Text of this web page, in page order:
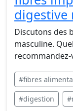
digestive
Discutons des
masculine.
recommandez-
#fibres
#digestion